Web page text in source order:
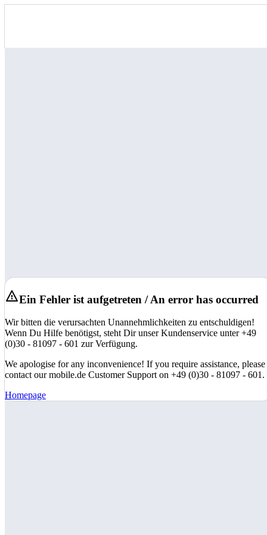
Ein Fehler ist aufgetreten / An error has occurred
Wir bitten die verursachten Unannehmlichkeiten zu entschuldigen!
Wenn Du Hilfe benötigst, steht Dir unser Kundenservice unter +49
(0)30 - 81097 - 601 zur Verfügung.
We apologise for any inconvenience! If you require assistance, please
contact our mobile.de Customer Support on +49 (0)30 - 81097 - 601.
Homepage